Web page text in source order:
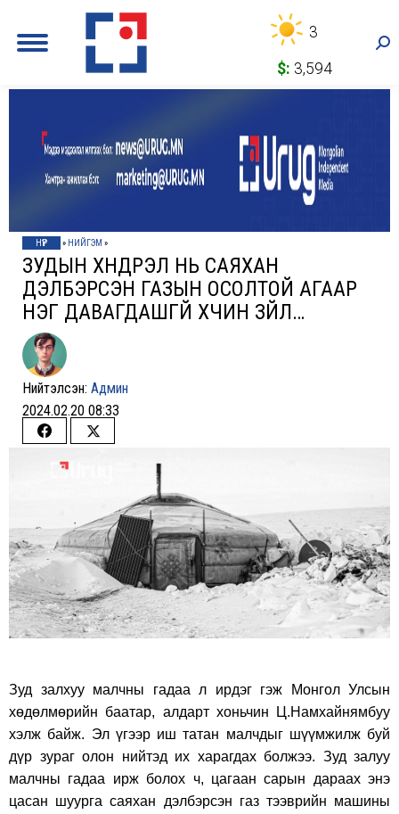
3
$: 3,594
НҮҮР » НИЙГЭМ »
ЗУДЫН ХҮНДРЭЛ НЬ САЯХАН
ДЭЛБЭРСЭН ГАЗЫН ОСОЛТОЙ АГААР
НЭГ ДАВАГДАШГҮЙ ХҮЧИН ЗҮЙЛ…
Нийтэлсэн: Админ
2024.02.20 08:33
Share
Share
Зуд залхуу малчны гадаа л ирдэг гэж Монгол Улсын
хөдөлмөрийн баатар, алдарт хоньчин Ц.Намхайнямбуу
хэлж байж. Эл үгээр иш татан малчдыг шүүмжилж буй
дүр зураг олон нийтэд их харагдах болжээ. Зуд залуу
малчны гадаа ирж болох ч, цагаан сарын дараах энэ
цасан шуурга саяхан дэлбэрсэн газ тээврийн машины